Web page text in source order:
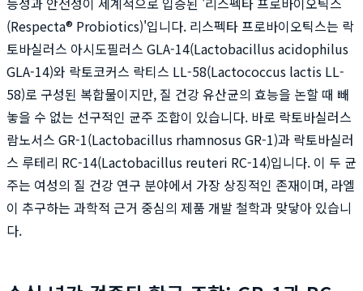
(Respecta® Probiotics)'입니다. 리스펙타 프로바이오틱스는 락
토바실러스 아시도필러스 GLA-14(Lactobacillus acidophilus
GLA-14)와 락토코커스 락티스 LL-58(Lactococcus lactis LL-
58)로 구성된 복합물이지만, 질 건강 유산균의 효능을 논할 때 빼
놓을 수 없는 선구적인 균주 조합이 있습니다. 바로 락토바실러스
람노서스 GR-1(Lactobacillus rhamnosus GR-1)과 락토바실러
스 루테리 RC-14(Lactobacillus reuteri RC-14)입니다. 이 두 균
주는 여성의 질 건강 연구 분야에서 가장 상징적인 존재이며, 라엘
이 추구하는 과학적 근거 중심의 제품 개발 철학과 맞닿아 있습니
다.